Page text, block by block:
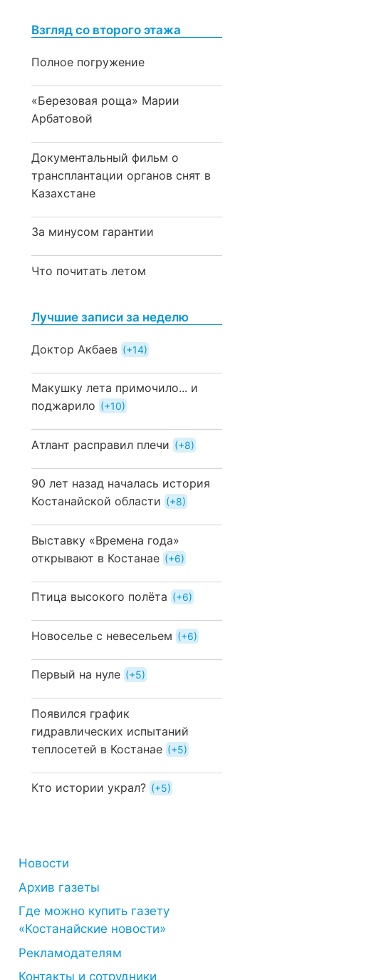
Взгляд со второго этажа
Полное погружение
«Березовая роща» Марии
Арбатовой
Документальный фильм о
трансплантации органов снят в
Казахстане
За минусом гарантии
Что почитать летом
Лучшие записи за неделю
Доктор Акбаев +14
Макушку лета примочило... и
поджарило
+10
Атлант расправил плечи +8
90 лет назад началась история
Костанайской области
+8
Выставку «Времена года»
открывают в Костанае
+6
Птица высокого полёта +6
Новоселье с невесельем +6
Первый на нуле +5
Появился график
гидравлических испытаний
теплосетей в Костанае
+5
Кто истории украл? +5
Новости
Архив газеты
Где можно купить газету
«Костанайские новости»
Рекламодателям
Контакты и сотрудники